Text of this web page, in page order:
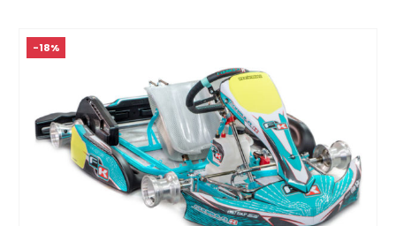
-18%